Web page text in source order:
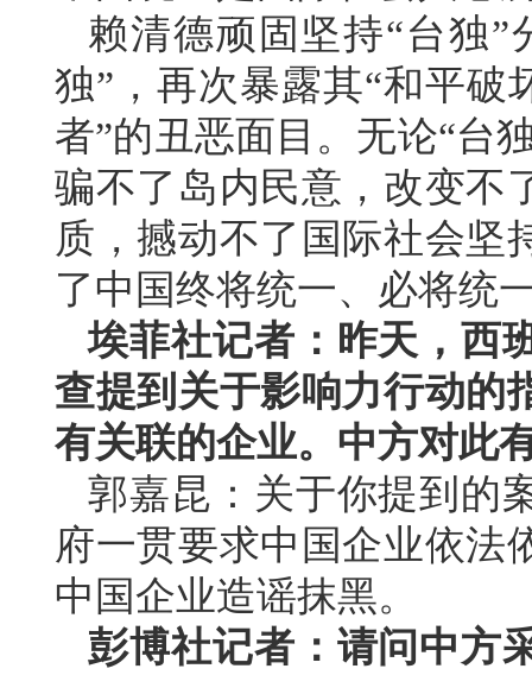
赖清德顽固坚持“台独”
独”，再次暴露其“和平破
者”的丑恶面目。无论“台
骗不了岛内民意，改变不
质，撼动不了国际社会坚
了中国终将统一、必将统
埃菲社记者：昨天，西
查提到关于影响力行动的
有关联的企业。中方对此
郭嘉昆：关于你提到的
府一贯要求中国企业依法
中国企业造谣抹黑。
彭博社记者：请问中方